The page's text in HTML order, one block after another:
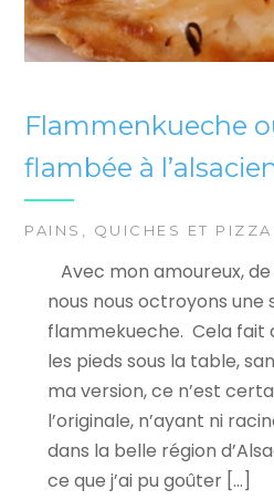
Flammenkueche
flambée à
PAINS , QUICHES ET
Avec mon amoureux,
nous nous octroyons une
flammekueche. Cela fait
les pieds sous la table,
ma version, ce n’est
l’originale, n’ayant ni
dans la belle région
ce que j’ai pu goûter […]